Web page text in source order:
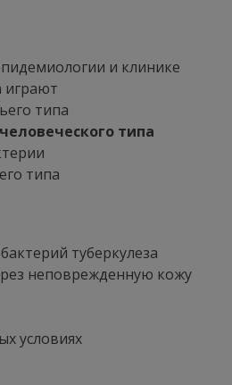
и клинике
играют
типа
типа
типа
туберкулеза
неповрежденную кожу
условиях